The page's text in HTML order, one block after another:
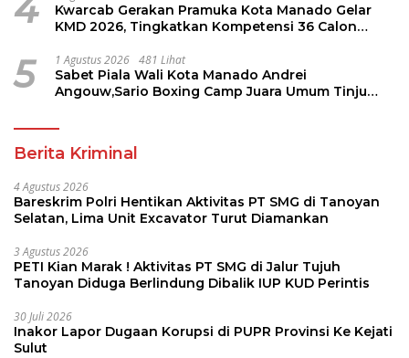
4
Kwarcab Gerakan Pramuka Kota Manado Gelar
KMD 2026, Tingkatkan Kompetensi 36 Calon
5 1 Agustus 2026 481 Lihat
Sabet Piala Wali Kota Manado Andrei
Angouw,Sario Boxing Camp Juara Umum Tinju
Berita Kriminal
4 Agustus 2026
Bareskrim Polri Hentikan Aktivitas PT SMG di Tanoyan
Selatan, Lima Unit Excavator Turut Diamankan
3 Agustus 2026
PETI Kian Marak ! Aktivitas PT SMG di Jalur Tujuh
Tanoyan Diduga Berlindung Dibalik IUP KUD Perintis
30 Juli 2026
Inakor Lapor Dugaan Korupsi di PUPR Provinsi Ke Kejati
Sulut